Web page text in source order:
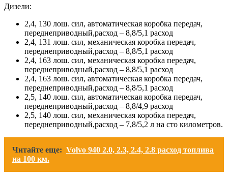
Дизели:
2,4, 130 лош. сил, автоматическая коробка передач,
переднеприводный,расход – 8,8/5,1 расход
2,4, 131 лош. сил, механическая коробка передач,
переднеприводный,расход – 8,8/5,1 расход
2,4, 163 лош. сил, механическая коробка передач,
переднеприводный,расход – 8,8/5,1 расход
2,4, 163 лош. сил, автоматическая коробка передач,
переднеприводный,расход – 8,8/5,1 расход
2,5, 140 лош. сил, автоматическая коробка передач,
переднеприводный,расход – 8,8/4,9 расход
2,5, 140 лош. сил, механическая коробка передач,
переднеприводный,расход – 7,8/5,2 л на сто километров.
Читайте еще: Volvo 940 2.0, 2.3, 2.4, 2.8 расход топлива
на 100 км.